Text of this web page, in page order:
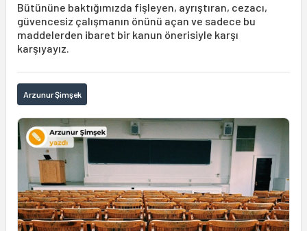
Bütününe baktığımızda fişleyen, ayrıştıran, cezacı,
güvencesiz çalışmanın önünü açan ve sadece bu
maddelerden ibaret bir kanun önerisiyle karşı
karşıyayız.
Arzunur Şimşek